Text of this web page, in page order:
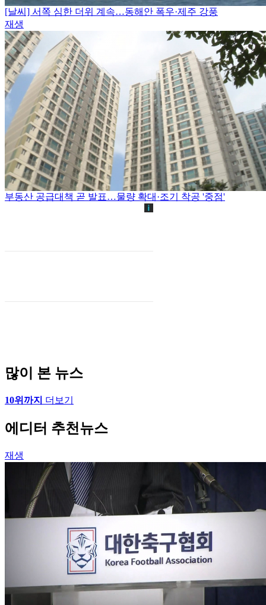
[날씨] 서쪽 심한 더위 계속…동해안 폭우·제주 강풍
재생
부동산 공급대책 곧 발표…물량 확대·조기 착공 '중점'
많이 본 뉴스
10위까지 더보기
에디터 추천뉴스
재생